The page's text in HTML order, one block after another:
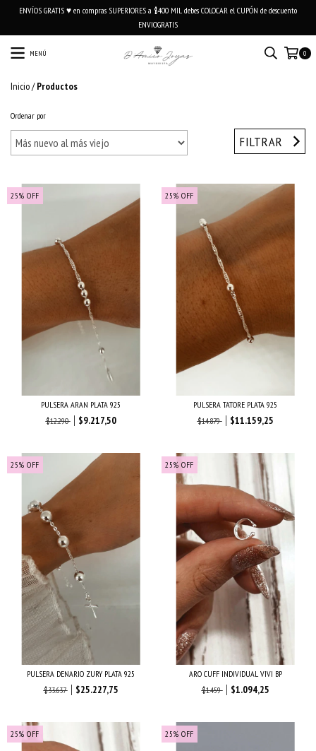
ENVÍOS GRATIS ♥ en compras SUPERIORES a $400 MIL debes COLOCAR el CUPÓN de descuento
ENVIOGRATIS
MENÚ 0
Inicio/ Productos
Ordenar por
FILTRAR
25% OFF
PULSERA ARAN PLATA 925
$12.290
$9.217,50
25% OFF
PULSERA TATORE PLATA 925
$14.879
$11.159,25
25% OFF
PULSERA DENARIO ZURY PLATA 925
$33.637
$25.227,75
25% OFF
ARO CUFF INDIVIDUAL VIVI BP
$1.459
$1.094,25
25% OFF 25% OFF